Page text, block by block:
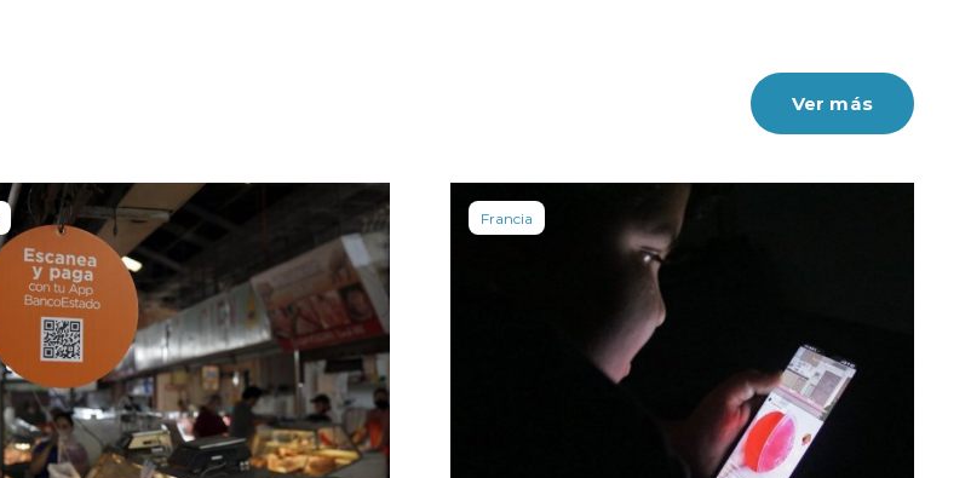
Ver más
Francia